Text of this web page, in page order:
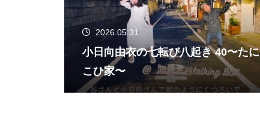
2026.05.31
小日向由衣の七転び八起き 40〜たに
こひ家〜